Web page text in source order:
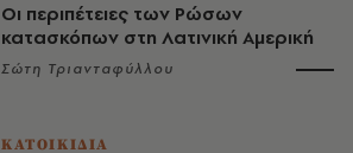
Οι περιπέτειες των Ρώσων
κατασκόπων στη Λατινική Αμερική
Σώτη Τριανταφύλλου
ΚΑΤΟΙΚΙΔΙΑ